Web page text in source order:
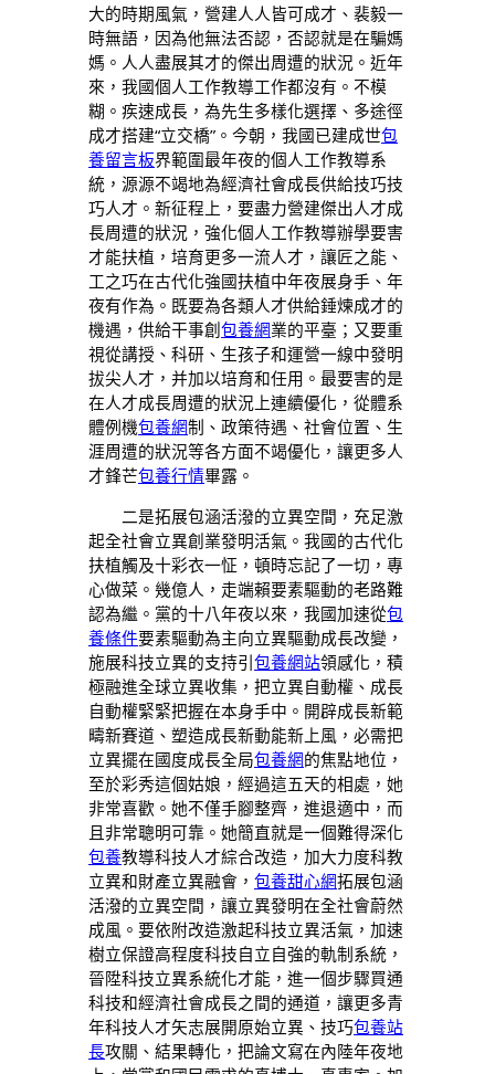
大的時期風氣，營建人人皆可成才、裴毅一
時無語，因為他無法否認，否認就是在騙媽
媽。人人盡展其才的傑出周遭的狀況。近年
來，我國個人工作教導工作都沒有。不模
糊。疾速成長，為先生多樣化選擇、多途徑
成才搭建“立交橋”。今朝，我國已建成世包
養留言板界範圍最年夜的個人工作教導系
統，源源不竭地為經濟社會成長供給技巧技
巧人才。新征程上，要盡力營建傑出人才成
長周遭的狀況，強化個人工作教導辦學要害
才能扶植，培育更多一流人才，讓匠之能、
工之巧在古代化強國扶植中年夜展身手、年
夜有作為。既要為各類人才供給錘煉成才的
機遇，供給干事創包養網業的平臺；又要重
視從講授、科研、生孩子和運營一線中發明
拔尖人才，并加以培育和任用。最要害的是
在人才成長周遭的狀況上連續優化，從體系
體例機包養網制、政策待遇、社會位置、生
涯周遭的狀況等各方面不竭優化，讓更多人
才鋒芒包養行情畢露。
二是拓展包涵活潑的立異空間，充足激
起全社會立異創業發明活氣。我國的古代化
扶植觸及十彩衣一怔，頓時忘記了一切，專
心做菜。幾億人，走端賴要素驅動的老路難
認為繼。黨的十八年夜以來，我國加速從包
養條件要素驅動為主向立異驅動成長改變，
施展科技立異的支持引包養網站領感化，積
極融進全球立異收集，把立異自動權、成長
自動權緊緊把握在本身手中。開辟成長新範
疇新賽道、塑造成長新動能新上風，必需把
立異擺在國度成長全局包養網的焦點地位，
至於彩秀這個姑娘，經過這五天的相處，她
非常喜歡。她不僅手腳整齊，進退適中，而
且非常聰明可靠。她簡直就是一個難得深化
包養教導科技人才綜合改造，加大力度科教
立異和財產立異融會， 包養甜心網拓展包涵
活潑的立異空間，讓立異發明在全社會蔚然
成風。要依附改造激起科技立異活氣，加速
樹立保證高程度科技自立自強的軌制系統，
晉陞科技立異系統化才能，進一個步驟買通
科技和經濟社會成長之間的通道，讓更多青
年科技人才矢志展開原始立異、技巧包養站
長攻關、結果轉化，把論文寫在內陸年夜地